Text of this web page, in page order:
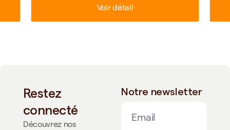
Voir détail
Restez
connecté
Découvrez nos
Notre newsletter